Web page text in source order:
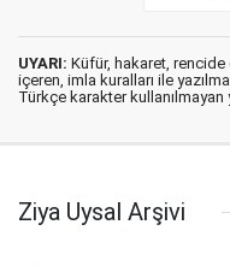
UYARI: Küfür, hakaret, rencide
içeren, imla kuralları ile
Türkçe karakter
Ziya Uysal Arşivi